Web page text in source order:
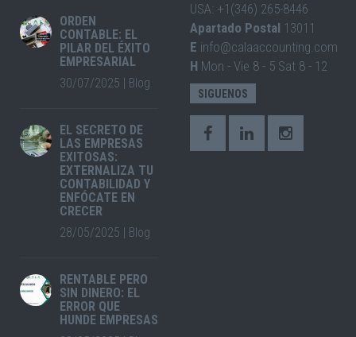
ORDEN
CONTABLE: EL
PILAR DEL ÉXITO
EMPRESARIAL
30/07/2025 | Blog
EL SECRETO DE
LAS EMPRESAS
EXITOSAS:
EXTERNALIZA TU
CONTABILIDAD Y
ENFÓCATE EN
CRECER
28/05/2025 | Blog
RENTABLE PERO
SIN DINERO: EL
ERROR QUE
HUNDE EMPRESAS
USA: +1(346) 265-8446
Apartado Postal 13011
E info@calaaccounting.com
H Mon - Vie 8 - 5 Sat 8 - 12
SIGUENOS